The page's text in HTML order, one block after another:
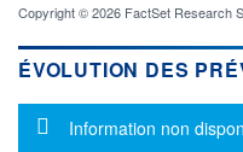
Copyright © 2026 FactSet Research
ÉVOLUTION DES
Message
Information non